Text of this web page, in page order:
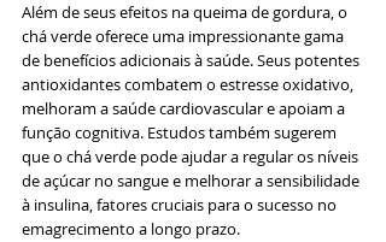
Além de seus efeitos na queima de gordura, o
chá verde oferece uma impressionante gama
de benefícios adicionais à saúde. Seus potentes
antioxidantes combatem o estresse oxidativo,
melhoram a saúde cardiovascular e apoiam a
função cognitiva. Estudos também sugerem
que o chá verde pode ajudar a regular os níveis
de açúcar no sangue e melhorar a sensibilidade
à insulina, fatores cruciais para o sucesso no
emagrecimento a longo prazo.